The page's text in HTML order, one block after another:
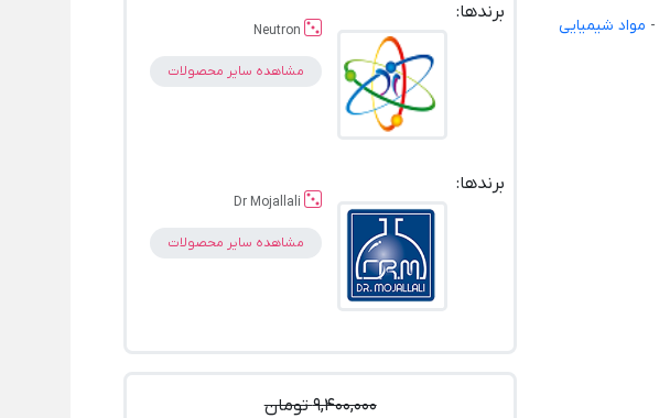
- مواد شیمیایی
برندها:
Neutron
مشاهده سایر محصولات
برندها:
Dr Mojallali
مشاهده سایر محصولات
9,400,000 تومان